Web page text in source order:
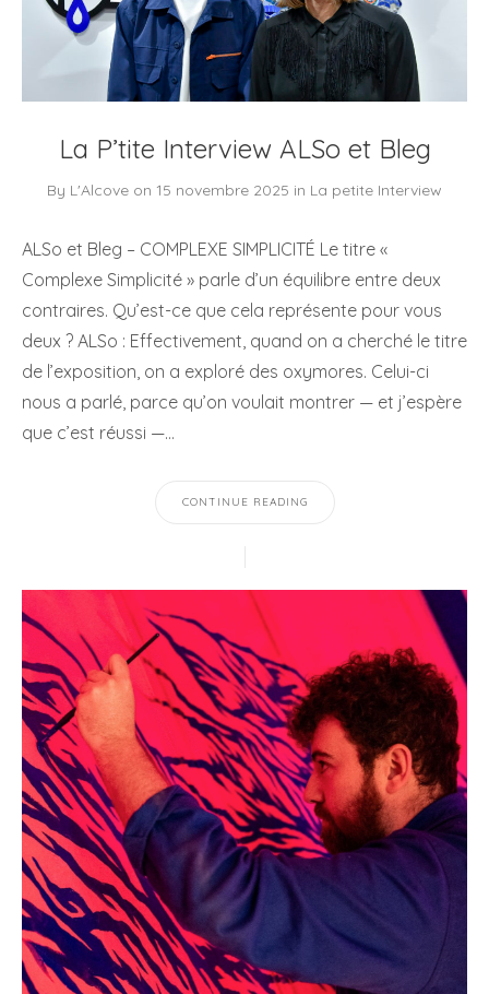
La P’tite Interview ALSo et Bleg
By L'Alcove on 15 novembre 2025 in La petite Interview
ALSo et Bleg – COMPLEXE SIMPLICITÉ Le titre «
Complexe Simplicité » parle d’un équilibre entre deux
contraires. Qu’est-ce que cela représente pour vous
deux ? ALSo : Effectivement, quand on a cherché le titre
de l’exposition, on a exploré des oxymores. Celui-ci
nous a parlé, parce qu’on voulait montrer — et j’espère
que c’est réussi —…
CONTINUE READING